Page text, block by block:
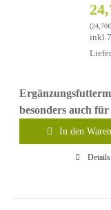
(24,70€
inkl
besonders auch
In den
Details